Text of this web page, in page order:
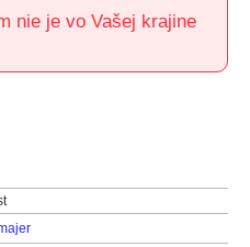
nie je vo Vašej krajine